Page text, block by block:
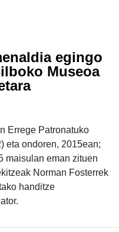
egingo
Museoa
Errege Patronatuko
eta ondoren, 2015ean;
maisulan eman zituen
Norman Fosterrek
handitze